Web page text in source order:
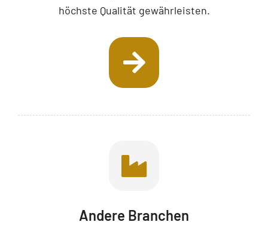
höchste Qualität gewährleisten.
Andere Branchen